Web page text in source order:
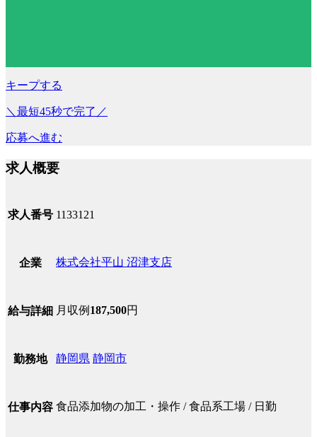
キープする
＼最短45秒で完了／
応募へ進む
求人概要
求人番号 1133121
企業 株式会社平山 沼津支店
給与詳細 月収例 187,500円
勤務地 静岡県 静岡市
仕事内容 食品添加物の加工・操作 / 食品系工場 / 日勤